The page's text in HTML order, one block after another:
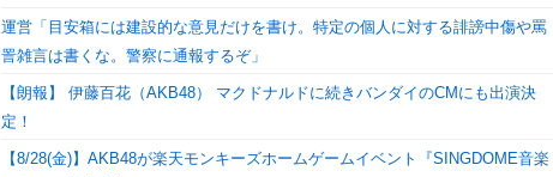
運営「目安箱には建設的な意見だけを書け。特定の個人に対する誹謗中傷や罵
詈雑言は書くな。警察に通報するぞ」
【朗報】 伊藤百花（AKB48） マクドナルドに続きバンダイのCMにも出演決
定！
【8/28(金)】AKB48が楽天モンキーズホームゲームイベント『SINGDOME音楽